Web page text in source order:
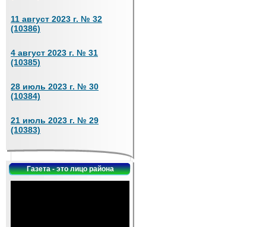
11 август 2023 г. № 32
(10386)
4 август 2023 г. № 31
(10385)
28 июль 2023 г. № 30
(10384)
21 июль 2023 г. № 29
(10383)
Газета - это лицо района